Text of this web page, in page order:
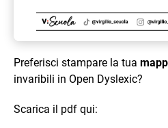
Preferisci stampare la tua
invaribili in Open Dyslexic?
Scarica il pdf qui: